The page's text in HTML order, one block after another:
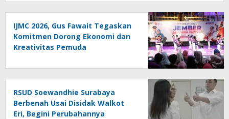
IJMC 2026, Gus Fawait Tegaskan
Komitmen Dorong Ekonomi dan
Kreativitas Pemuda
RSUD Soewandhie Surabaya
Berbenah Usai Disidak Walkot
Eri, Begini Perubahannya